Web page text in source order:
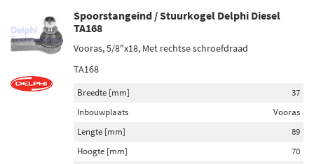
Moog (1)
Delphi Diesel (1)
Monroe (1)
Inbouwplaats
Spoorstangeind / Stuurkogel Delphi Diesel
TA168
Vooras, 5/8"x18, Met rechtse schroefdraad
TA168
Breedte [mm]
37
Inbouwplaats
Vooras
Lengte [mm]
89
Hoogte [mm]
70